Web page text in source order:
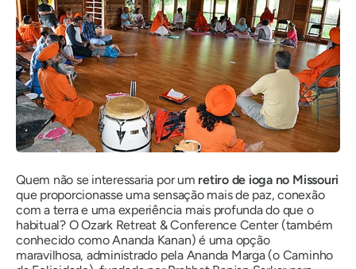
Quem não se interessaria por um retiro de ioga no Missouri
que proporcionasse uma sensação mais de paz, conexão
com a terra e uma experiência mais profunda do que o
habitual? O Ozark Retreat & Conference Center (também
conhecido como Ananda Kanan) é uma opção
maravilhosa, administrado pela Ananda Marga (o Caminho